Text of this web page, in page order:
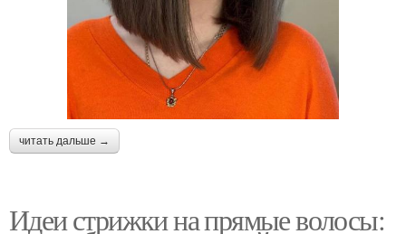
читать дальше →
Идеи стрижки на прямые волосы: